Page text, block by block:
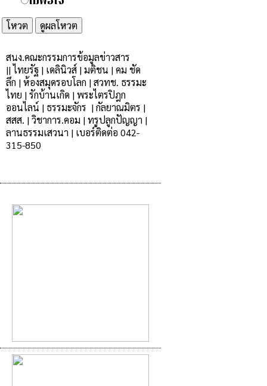
สนง.คณะกรรมการข้อมูลข่าวสาร
||ไทยรัฐ | เดลินิวส์ |มติชน |คม ชัด
ลึก |ห้องสมุดรอบโลก |สวทช. ธรรมะ
ไทย |รักบ้านเกิด |พระไตรปิฎก
ออนไลน์ | ธรรมะจักร |กัลยาณมิตร |
สสส. |วิชาการ.คอม |ทรูปลูกปัญญา |
ลานธรรมเสวนา | เบอร์ติดต่อ 042-
315-850